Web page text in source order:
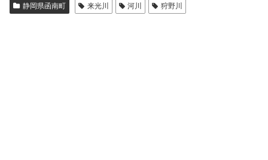
静岡県函南町 来光川 河川 狩野川